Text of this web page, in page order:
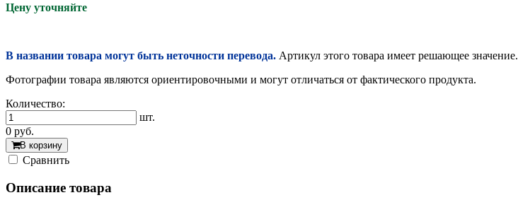
Цену уточняйте
В названии товара могут быть неточности перевода. Артикул этого товара имеет решающее значение.
Фотографии товара являются ориентировочными и могут отличаться от фактического продукта.
Количество:
шт.
0 руб.
В корзину
Cравнить
Описание товара